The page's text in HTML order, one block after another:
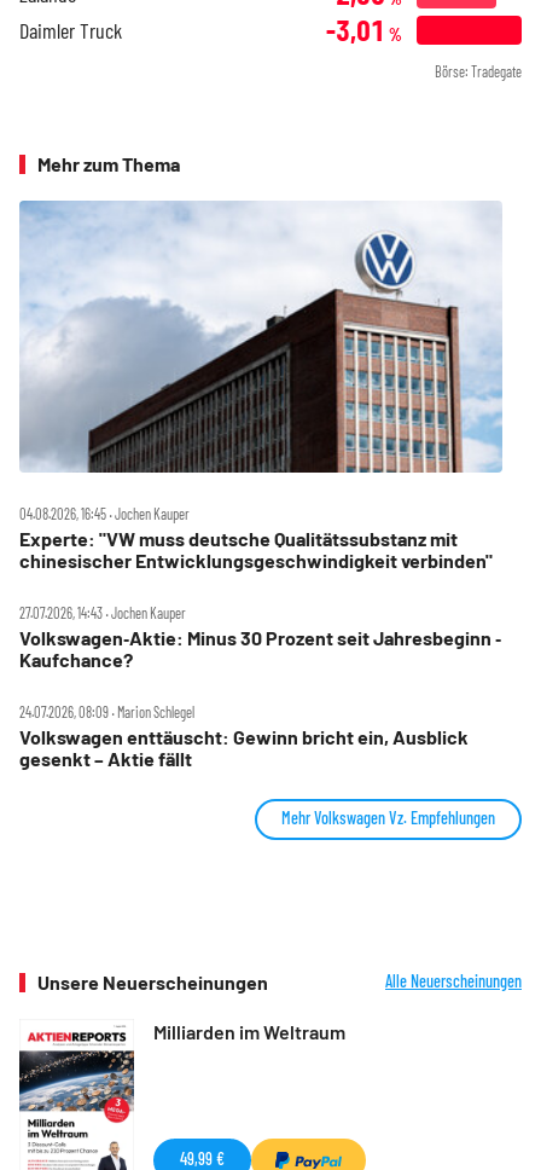
Daimler Truck -3,01 %
Börse: Tradegate
Mehr zum Thema
04.08.2026, 16:45 ‧ Jochen Kauper
Experte: "VW muss deutsche Qualitätssubstanz mit
chinesischer Entwicklungsgeschwindigkeit verbinden"
27.07.2026, 14:43 ‧ Jochen Kauper
Volkswagen‑Aktie: Minus 30 Prozent seit Jahresbeginn ‑
Kaufchance?
24.07.2026, 08:09 ‧ Marion Schlegel
Volkswagen enttäuscht: Gewinn bricht ein, Ausblick
gesenkt – Aktie fällt
Mehr Volkswagen Vz. Empfehlungen
Unsere Neuerscheinungen Alle Neuerscheinungen
Milliarden im Weltraum
49,99 €